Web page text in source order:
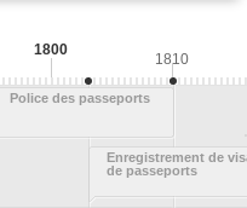
Police des passeports
Enregistrement de
de passeports
1800
1810